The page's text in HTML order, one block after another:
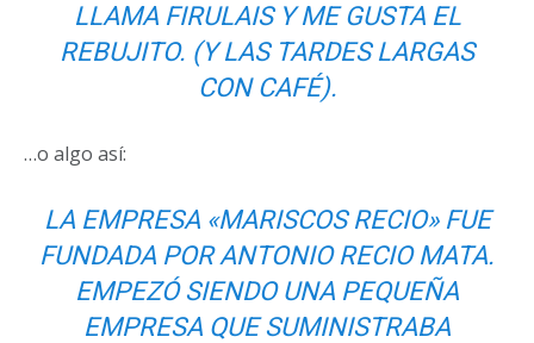
LLAMA FIRULAIS Y ME GUSTA EL
REBUJITO. (Y LAS TARDES LARGAS
CON CAFÉ).
…o algo así:
LA EMPRESA «MARISCOS RECIO» FUE
FUNDADA POR ANTONIO RECIO MATA.
EMPEZÓ SIENDO UNA PEQUEÑA
EMPRESA QUE SUMINISTRABA